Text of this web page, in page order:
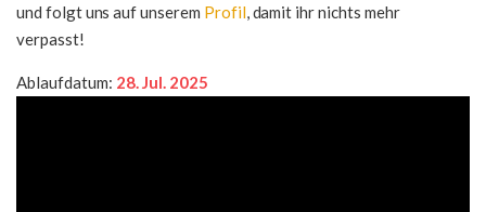
und folgt uns auf unserem Profil, damit ihr nichts mehr
verpasst!
Ablaufdatum: 28. Jul. 2025